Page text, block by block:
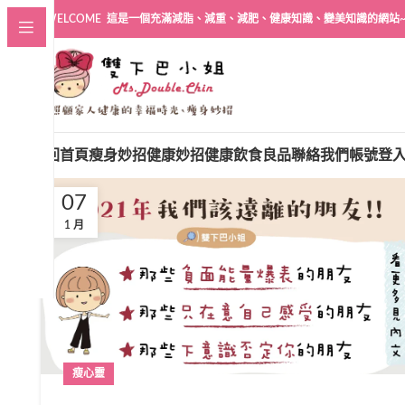
WELCOME 這是一個充滿減脂、減重、減肥、健康知識、變美知識的網站~
回首頁瘦身妙招健康妙招健康飲食良品聯絡我們帳號登
07
1 月
瘦心靈